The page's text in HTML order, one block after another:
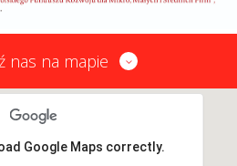
nas na mapie
Google Maps correctly.